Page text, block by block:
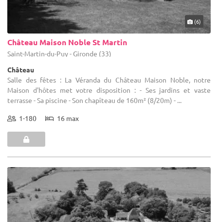
(6)
Château Maison Noble St Martin
Saint-Martin-du-Puy - Gironde (33)
Château
Salle des fêtes : La Véranda du Château Maison Noble, notre
Maison d'hôtes met votre disposition : - Ses jardins et vaste
terrasse - Sa piscine - Son chapîteau de 160m² (8/20m) - ...
1-180 16 max